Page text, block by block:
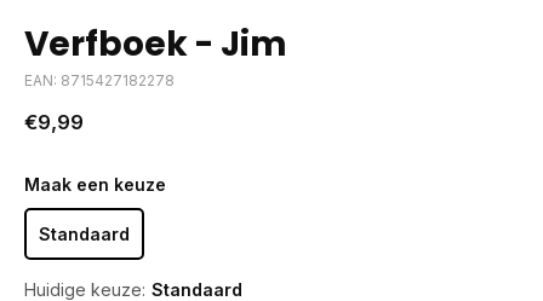
Verfboek - Jim
EAN: 8715427182278
€9,99
Maak een keuze
Standaard
Huidige keuze: Standaard